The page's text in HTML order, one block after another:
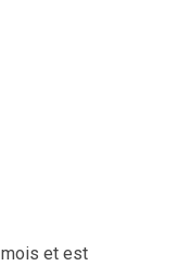
mois et est